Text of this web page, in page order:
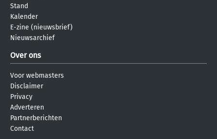
Stand
Kalender
E-zine (nieuwsbrief)
Nieuwsarchief
Over ons
Voor webmasters
Disclaimer
Privacy
Adverteren
Partnerberichten
Contact